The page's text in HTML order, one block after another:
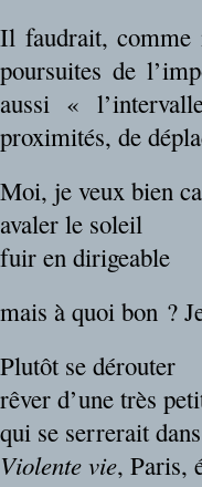
Il faudrait, comme
poursuites de
aussi «
proximités, de
Moi, je veux bien
avaler le soleil
fuir en dirigeable
mais à quoi bon ?
Plutôt se dérouter
rêver d’une très
qui se serrerait
Violente vie, Paris,